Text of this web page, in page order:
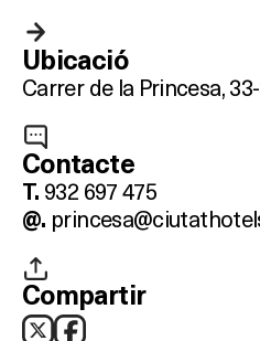
Ubicació
Carrer de la Princesa,
Contacte
T. 932 697 475
@.
Compartir